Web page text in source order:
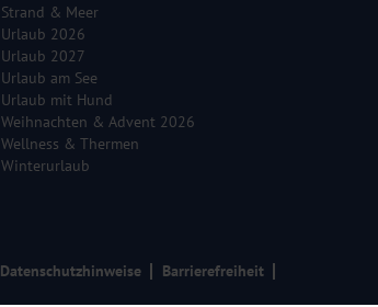
Strand & Meer
Urlaub 2026
Urlaub 2027
Urlaub am See
Urlaub mit Hund
Weihnachten & Advent 2026
Wellness & Thermen
Winterurlaub
Datenschutzhinweise
Barrierefreiheit